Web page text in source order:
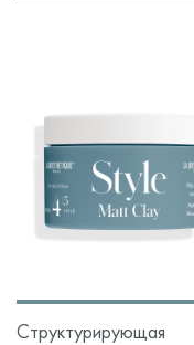
Структурирующая